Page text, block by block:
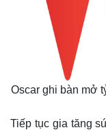
Oscar ghi bàn mở
Tiếp tục gia tăng